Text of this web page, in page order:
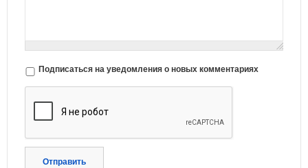
Подписаться на уведомления о новых комментариях
Отправить